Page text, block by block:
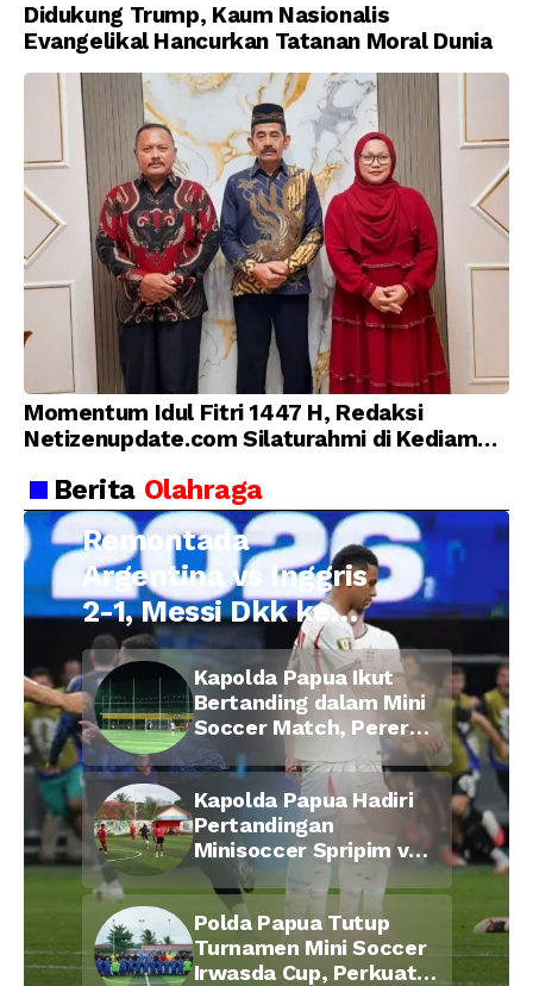
Didukung Trump, Kaum Nasionalis
Evangelikal Hancurkan Tatanan Moral Dunia
Momentum Idul Fitri 1447 H, Redaksi
Netizenupdate.com Silaturahmi di Kediaman
Berita Olahraga
Remontada
Argentina vs Inggris
2-1, Messi Dkk ke
Final Piala Dunia
2026
Kapolda Papua Ikut
Bertanding dalam Mini
Soccer Match, Pererat
Kebersamaan Personel
di Bulan Ramadan
Kapolda Papua Hadiri
Pertandingan
Minisoccer Spripim vs
Bid Propam, Pererat
Soliditas dan
Kebersamaan Personel
Polda Papua Tutup
Turnamen Mini Soccer
Irwasda Cup, Perkuat